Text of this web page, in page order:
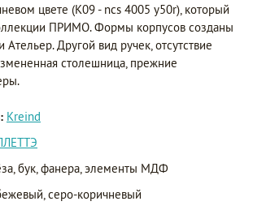
цвете (К09 - ncs 4005 y50r), который
ПРИМО. Формы корпусов созданы
Ательер. Другой вид ручек, отсутствие
столешница, прежние
Kreind
бук, фанера, элементы МДФ
серо-коричневый